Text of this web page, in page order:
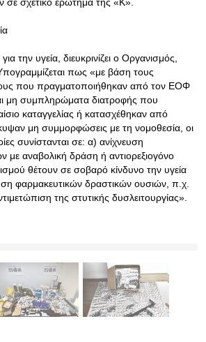
την υγεία, διευκρινίζει ο Οργανισμός,
Υπογραμμίζεται πως «με βάση τους
που πραγματοποιήθηκαν από τον ΕΟΦ
μη συμπληρώματα διατροφής που
καταγγελίας ή κατασχέθηκαν από
μη συμμορφώσεις με τη νομοθεσία, οι
συνίστανται σε: α) ανίχνευση
με αναβολική δράση ή αντιορεξιογόνο
θέτουν σε σοβαρό κίνδυνο την υγεία
φαρμακευτικών δραστικών ουσιών, π.χ.
της στυτικής δυσλειτουργίας».